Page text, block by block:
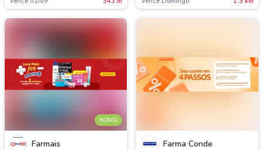
NOVO
Farmais Farma Conde